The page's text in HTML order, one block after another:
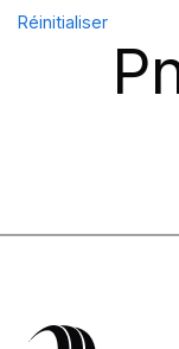
Réinitialiser